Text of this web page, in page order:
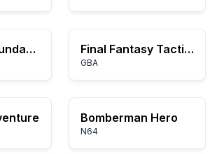
Mobile Suit Gundam 00 Final Fantasy Tactics Advance
GBA
Bomberman Hero
N64